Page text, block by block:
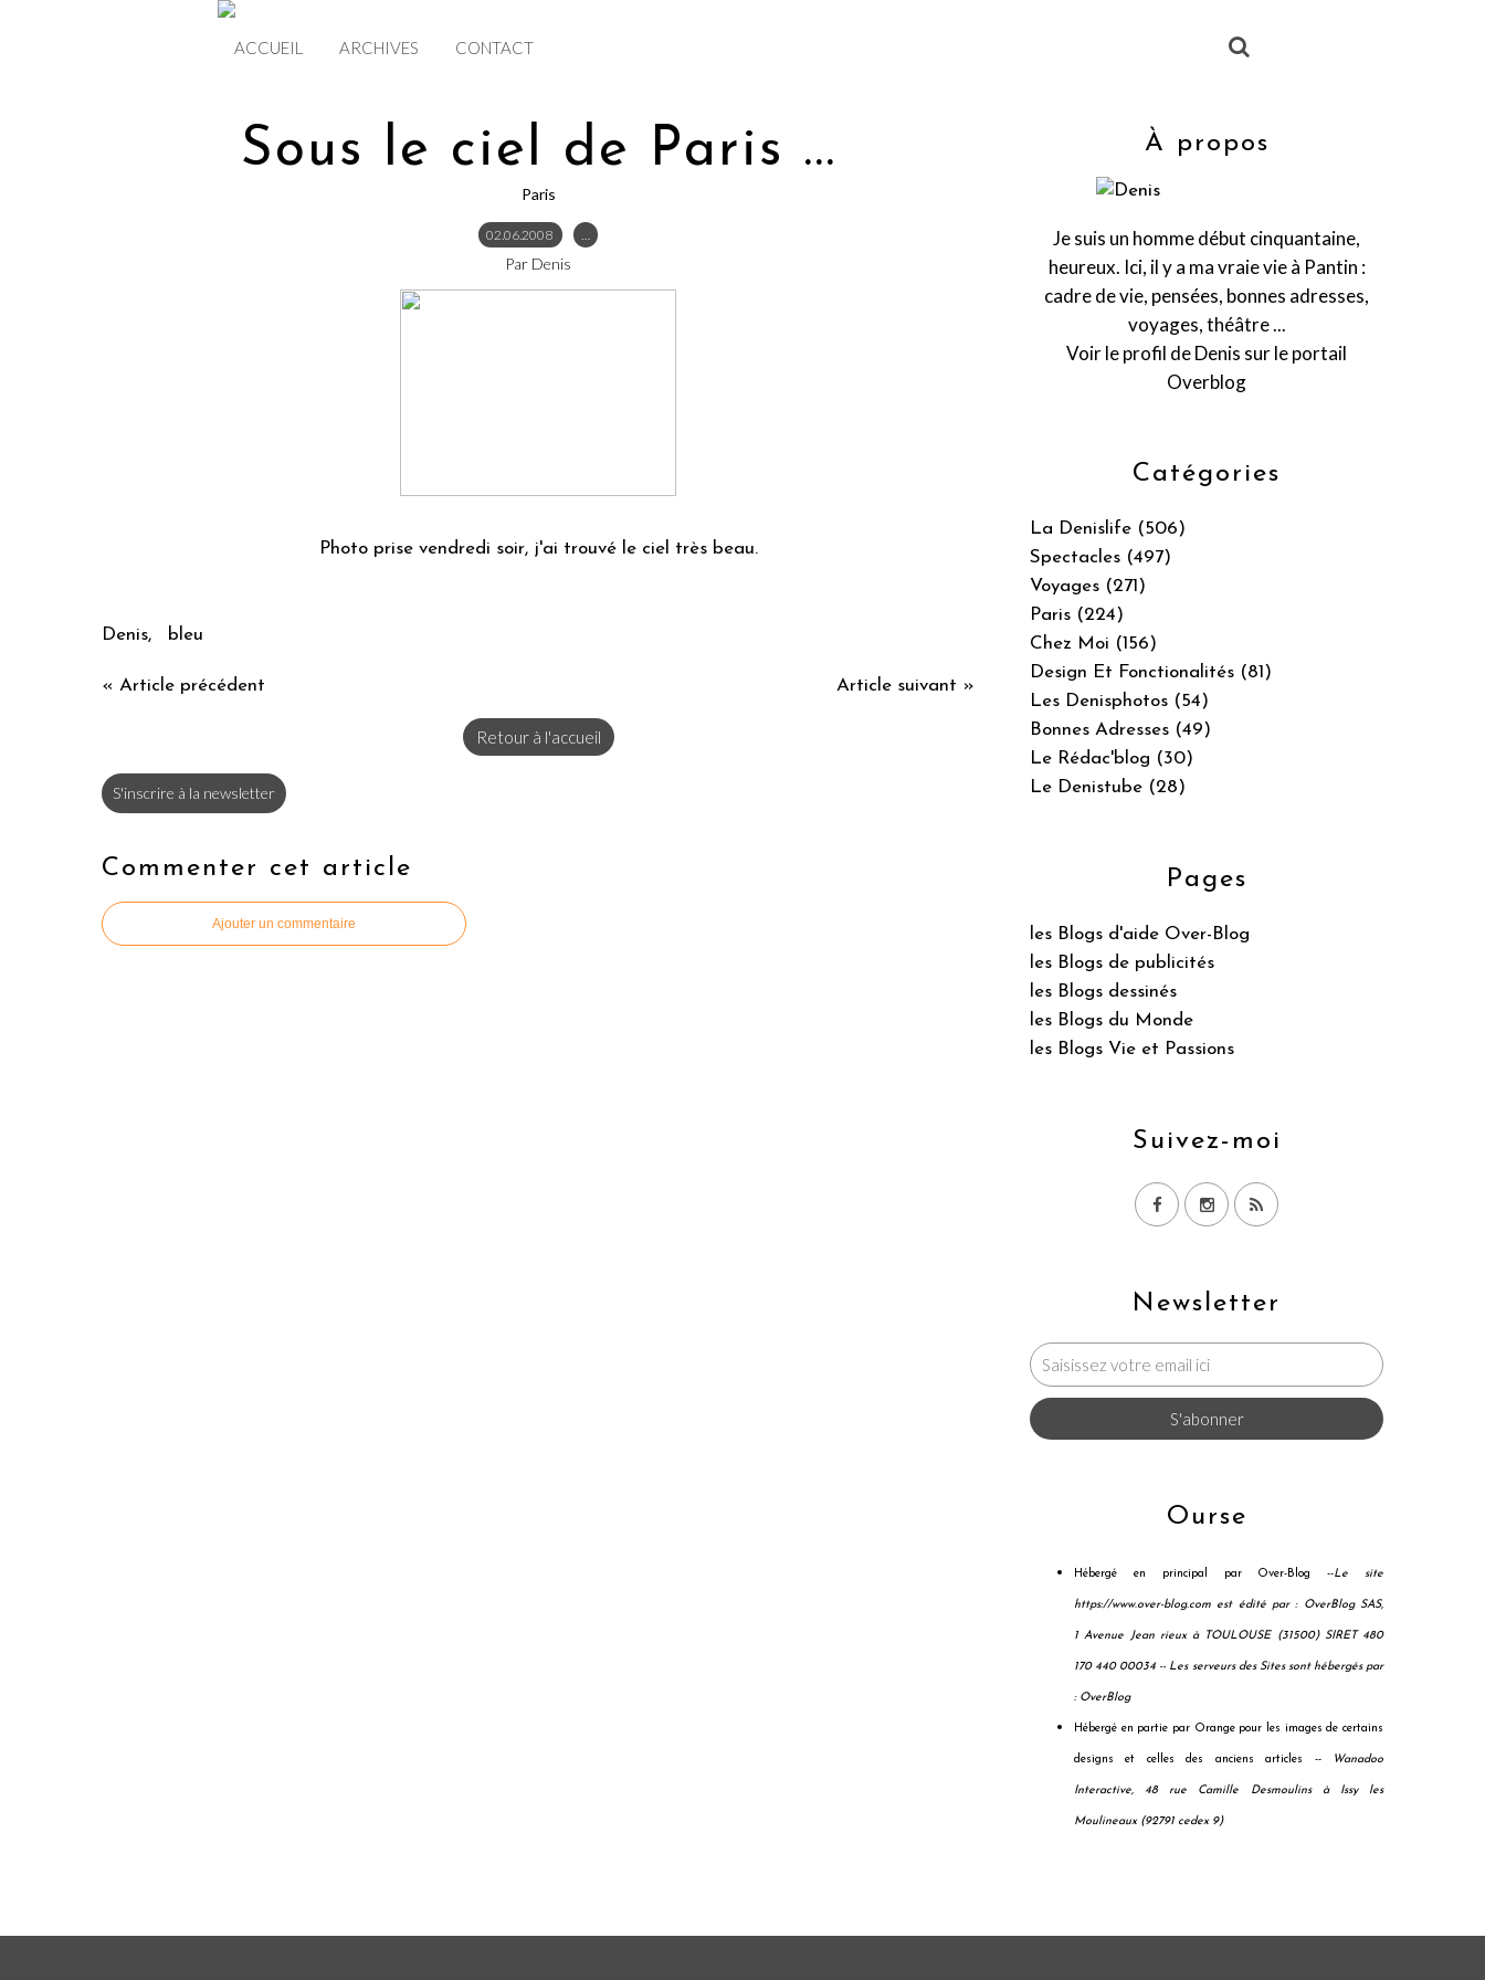
ACCUEIL ARCHIVES CONTACT
Sous le ciel de Paris ...
Paris
02.06.2008 …
Par Denis
Photo prise vendredi soir, j'ai trouvé le ciel très beau.
Denis, bleu
« Article précédent Article suivant »
Retour à l'accueil
S'inscrire à la newsletter
Commenter cet article
Ajouter un commentaire
Newsletter
Catégories
La Denislife (506)
Spectacles (497)
Voyages (271)
Paris (224)
Chez Moi (156)
Design Et Fonctionalités (81)
Les Denisphotos (54)
Bonnes Adresses (49)
Le Rédac'blog (30)
Le Denistube (28)
Pages
les Blogs d'aide Over-Blog
les Blogs de publicités
les Blogs dessinés
les Blogs du Monde
les Blogs Vie et Passions
Suivez-moi
À propos
Je suis un homme début cinquantaine,
heureux. Ici, il y a ma vraie vie à Pantin :
cadre de vie, pensées, bonnes adresses,
voyages, théâtre ...
Voir le profil deDenis sur le portail
Overblog
Ourse
Hébergé en principal par Over-Blog --Le site
https://www.over-blog.com est édité par : OverBlog SAS,
1 Avenue Jean rieux à TOULOUSE (31500) SIRET 480
170 440 00034 -- Les serveurs des Sites sont hébergés par
: OverBlog
Hébergé en partie par Orange pour les images de certains
designs et celles des anciens articles -- Wanadoo
Interactive, 48 rue Camille Desmoulins à Issy les
Moulineaux (92791 cedex 9)